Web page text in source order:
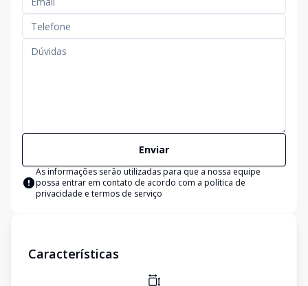
Enviar
As informações serão utilizadas para que a nossa equipe
possa entrar em contato de acordo com a política de
privacidade e termos de serviço
Características